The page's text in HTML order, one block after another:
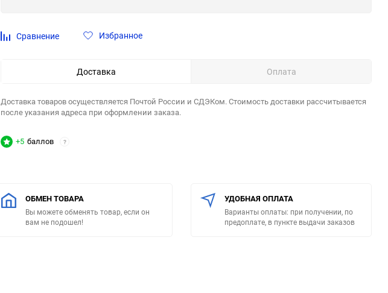
Сравнение Избранное
Доставка Оплата
Доставка товаров осуществляется Почтой России и СДЭКом. Стоимость доставки рассчитывается
после указания адреса при оформлении заказа.
+5 баллов ?
ОБМЕН ТОВАРА
Вы можете обменять товар, если он
вам не подошел!
УДОБНАЯ ОПЛАТА
Варианты оплаты: при получении, по
предоплате, в пункте выдачи заказов